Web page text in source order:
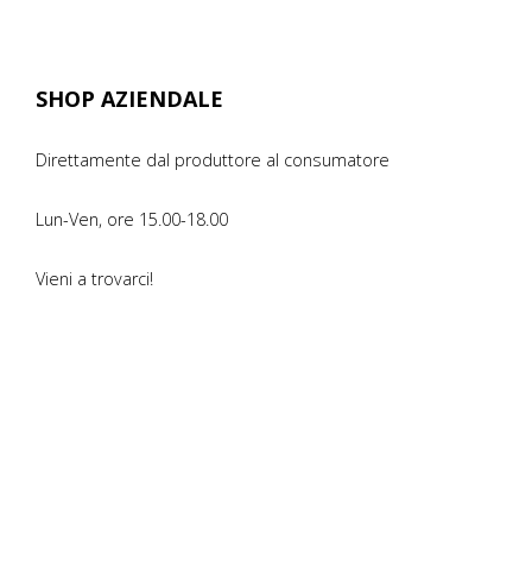
SHOP AZIENDALE
Direttamente dal produttore al consumatore
Lun-Ven, ore 15.00-18.00
Vieni a trovarci!